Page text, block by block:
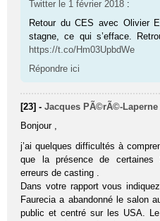
Twitter le 1 février 2018 :
Retour du CES avec Olivier
stagne, ce qui s’efface.
https://t.co/Hm03UpbdWe
Répondre ici
[23] -Jacques PÃ©rÃ©-Laperne
Bonjour ,
j’ai quelques difficultés à
que la présence de certaines
erreurs de casting .
Dans votre rapport vous
Faurecia a abandonné le salon
public et centré sur les USA.